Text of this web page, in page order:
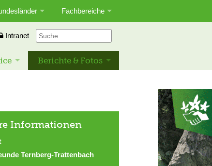
Fachbereiche
Intranet
Berichte & Fotos
Informationen
Ternberg-Trattenbach